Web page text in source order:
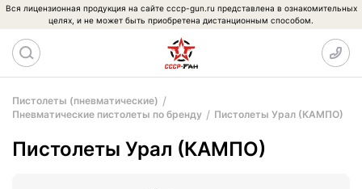
Вся лицензионная продукция на сайте cccp-gun.ru представлена в ознакомительных
целях, и не может быть приобретена дистанционным способом.
Пистолеты (пневматические)
Пневматические пистолеты по бренду
Пистолеты Урал (КАМПО)
Пистолеты Урал (КАМПО)